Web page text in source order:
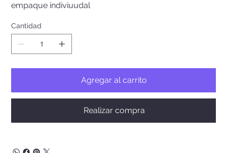
empaque indiviuudal
Cantidad
Agregar al carrito
Realizar compra